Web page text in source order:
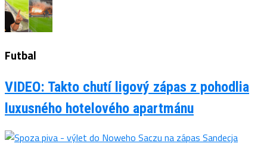
Futbal
VIDEO: Takto chutí ligový zápas z pohodlia
luxusného hotelového apartmánu